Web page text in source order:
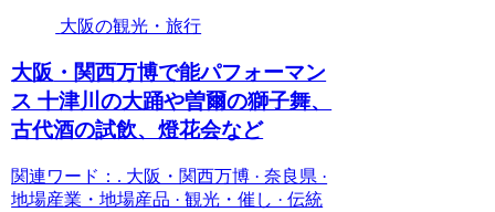
大阪の観光・旅行
大阪 ・関西万博で能パフォーマン
ス 十津川の大踊や曽爾の獅子舞、
古代酒の試飲、燈花会など
関連ワード：. 大阪・関西万博 · 奈良県 ·
地場産業・地場産品 · 観光・催し · 伝統